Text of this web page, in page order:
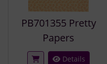
PB701355 Pretty
Papers
Details